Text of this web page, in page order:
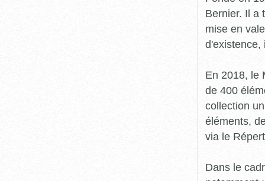
Bernier. Il a
mise en
d'existence,
En 2018, le
de 400
collection
éléments,
via le
Dans le